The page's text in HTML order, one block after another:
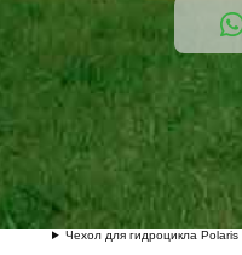
Чехол для гидроцикла Polaris